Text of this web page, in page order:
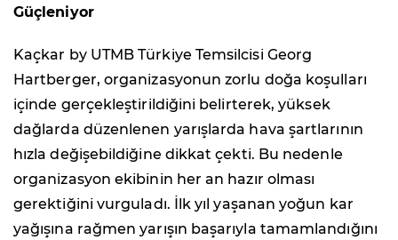
Güçleniyor
Kaçkar by UTMB Türkiye Temsilcisi Georg
Hartberger, organizasyonun zorlu doğa koşulları
içinde gerçekleştirildiğini belirterek, yüksek
dağlarda düzenlenen yarışlarda hava şartlarının
hızla değişebildiğine dikkat çekti. Bu nedenle
organizasyon ekibinin her an hazır olması
gerektiğini vurguladı. İlk yıl yaşanan yoğun kar
yağışına rağmen yarışın başarıyla tamamlandığını